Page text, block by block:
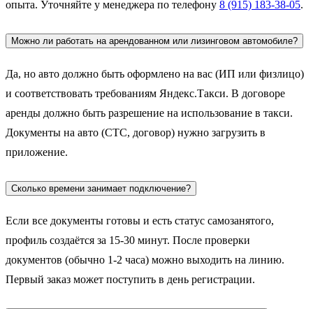
опыта. Уточняйте у менеджера по телефону 8 (915) 183-38-05.
Можно ли работать на арендованном или лизинговом автомобиле?
Да, но авто должно быть оформлено на вас (ИП или физлицо)
и соответствовать требованиям Яндекс.Такси. В договоре
аренды должно быть разрешение на использование в такси.
Документы на авто (СТС, договор) нужно загрузить в
приложение.
Сколько времени занимает подключение?
Если все документы готовы и есть статус самозанятого,
профиль создаётся за 15-30 минут. После проверки
документов (обычно 1-2 часа) можно выходить на линию.
Первый заказ может поступить в день регистрации.